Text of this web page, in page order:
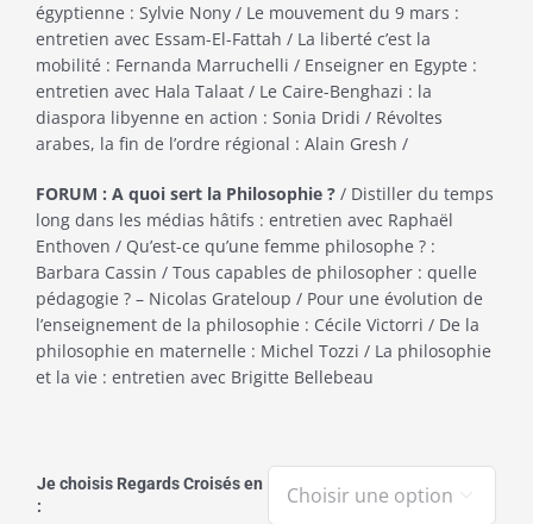
égyptienne : Sylvie Nony / Le mouvement du 9 mars :
entretien avec Essam-El-Fattah / La liberté c’est la
mobilité : Fernanda Marruchelli / Enseigner en Egypte :
entretien avec Hala Talaat / Le Caire-Benghazi : la
diaspora libyenne en action : Sonia Dridi / Révoltes
arabes, la fin de l’ordre régional : Alain Gresh /
FORUM : A quoi sert la Philosophie ?/ Distiller du temps
long dans les médias hâtifs : entretien avec Raphaël
Enthoven / Qu’est-ce qu’une femme philosophe ? :
Barbara Cassin / Tous capables de philosopher : quelle
pédagogie ? – Nicolas Grateloup / Pour une évolution de
l’enseignement de la philosophie : Cécile Victorri / De la
philosophie en maternelle : Michel Tozzi / La philosophie
et la vie : entretien avec Brigitte Bellebeau
Je choisis Regards Croisés en
:
